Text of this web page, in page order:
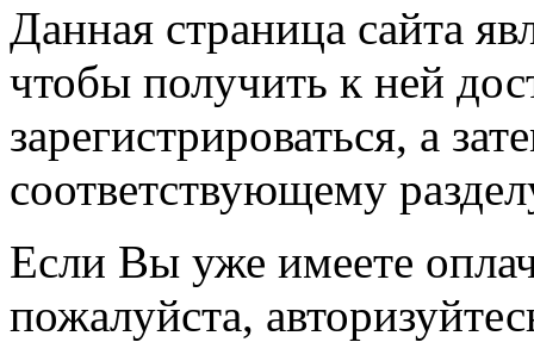
Данная страница сайта
чтобы получить к ней
зарегистрироваться, а
соответствующему
Если Вы уже имеете
пожалуйста,